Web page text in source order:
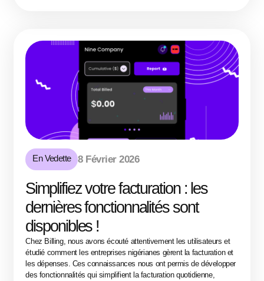
En Vedette 8 Février 2026
Simplifiez votre facturation : les
dernières fonctionnalités sont
disponibles !
Chez Billing, nous avons écouté attentivement les utilisateurs et
étudié comment les entreprises nigérianes gèrent la facturation et
les dépenses. Ces connaissances nous ont permis de développer
des fonctionnalités qui simplifient la facturation quotidienne,